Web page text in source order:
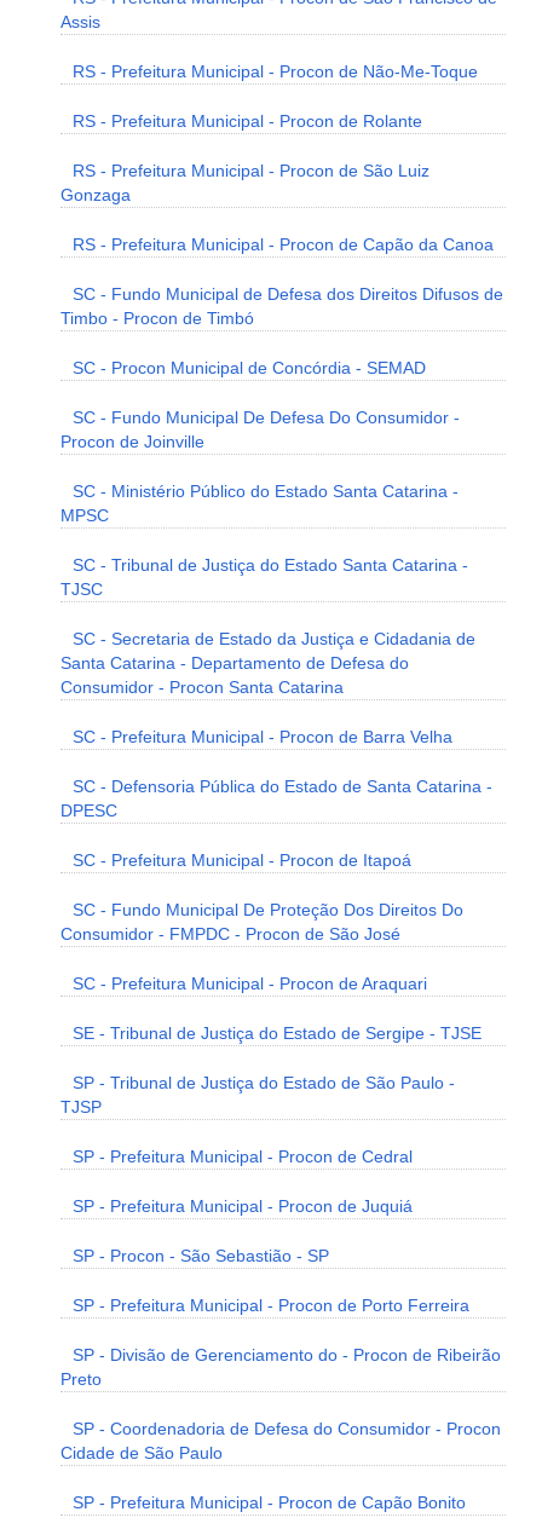
Assis
RS - Prefeitura Municipal - Procon de Não-Me-Toque
RS - Prefeitura Municipal - Procon de Rolante
RS - Prefeitura Municipal - Procon de São Luiz
Gonzaga
RS - Prefeitura Municipal - Procon de Capão da Canoa
SC - Fundo Municipal de Defesa dos Direitos Difusos de
Timbo - Procon de Timbó
SC - Procon Municipal de Concórdia - SEMAD
SC - Fundo Municipal De Defesa Do Consumidor -
Procon de Joinville
SC - Ministério Público do Estado Santa Catarina -
MPSC
SC - Tribunal de Justiça do Estado Santa Catarina -
TJSC
SC - Secretaria de Estado da Justiça e Cidadania de
Santa Catarina - Departamento de Defesa do
Consumidor - Procon Santa Catarina
SC - Prefeitura Municipal - Procon de Barra Velha
SC - Defensoria Pública do Estado de Santa Catarina -
DPESC
SC - Prefeitura Municipal - Procon de Itapoá
SC - Fundo Municipal De Proteção Dos Direitos Do
Consumidor - FMPDC - Procon de São José
SC - Prefeitura Municipal - Procon de Araquari
SE - Tribunal de Justiça do Estado de Sergipe - TJSE
SP - Tribunal de Justiça do Estado de São Paulo -
TJSP
SP - Prefeitura Municipal - Procon de Cedral
SP - Prefeitura Municipal - Procon de Juquiá
SP - Procon - São Sebastião - SP
SP - Prefeitura Municipal - Procon de Porto Ferreira
SP - Divisão de Gerenciamento do - Procon de Ribeirão
Preto
SP - Coordenadoria de Defesa do Consumidor - Procon
Cidade de São Paulo
SP - Prefeitura Municipal - Procon de Capão Bonito